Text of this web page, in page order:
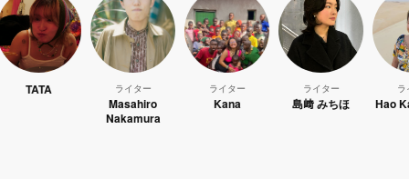
Masahiro
Nakamura
島﨑 みちほ Hao